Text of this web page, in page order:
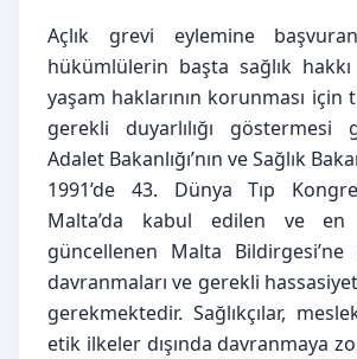
Açlık grevi eylemine
hükümlülerin başta sağlık
yaşam haklarının korunması
gerekli duyarlılığı göstermesi
Adalet Bakanlığı’nın ve Sağlık
1991’de 43. Dünya Tıp
Malta’da kabul edilen ve en
güncellenen Malta
davranmaları ve gerekli
gerekmektedir. Sağlıkçılar,
etik ilkeler dışında davranmaya